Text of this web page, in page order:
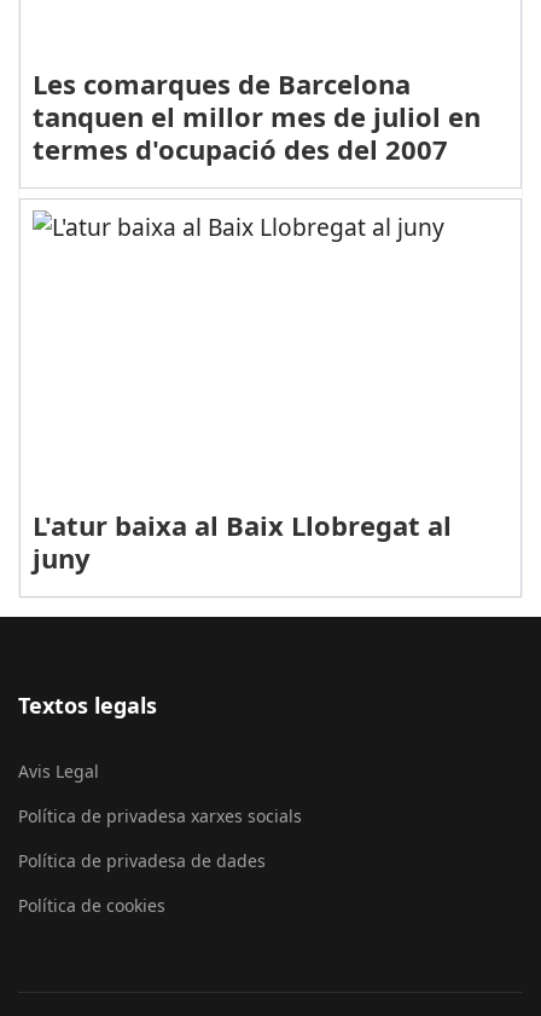
Les comarques de Barcelona
tanquen el millor mes de juliol en
termes d'ocupació des del 2007
L'atur baixa al Baix Llobregat al
juny
Textos legals
Avis Legal
Política de privadesa xarxes socials
Política de privadesa de dades
Política de cookies